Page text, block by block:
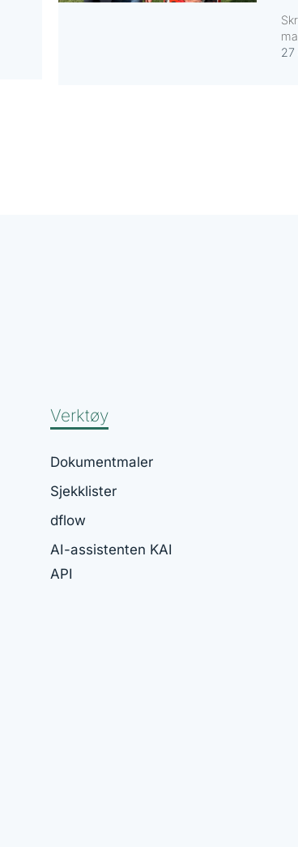
27
Verktøy
Dokumentmaler
Sjekklister
dflow
AI-assistenten KAI
API